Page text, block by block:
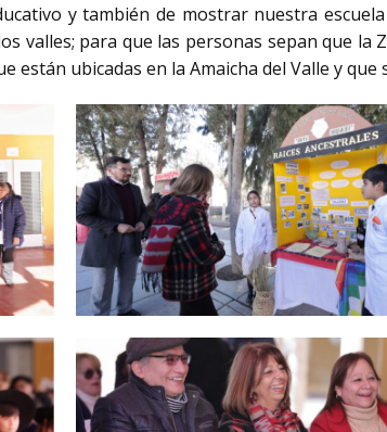
y también de mostrar nuestra
valles; para que las personas sepan que
están ubicadas en la Amaicha del Valle y